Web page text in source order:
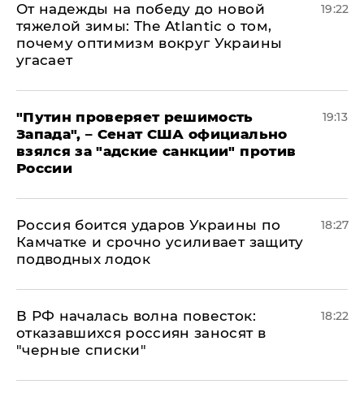
От надежды на победу до новой
тяжелой зимы: The Atlantic о том,
почему оптимизм вокруг Украины
угасает
19:22
"Путин проверяет решимость
Запада", – Сенат США официально
взялся за "адские санкции" против
России
19:13
Россия боится ударов Украины по
Камчатке и срочно усиливает защиту
подводных лодок
18:27
​В РФ началась волна повесток:
отказавшихся россиян заносят в
"черные списки"
18:22